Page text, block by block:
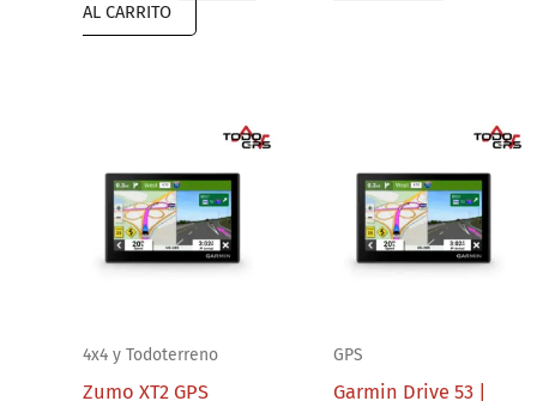
AL CARRITO
4x4 y Todoterreno
Zumo XT2 GPS
GPS
Garmin Drive 53 |